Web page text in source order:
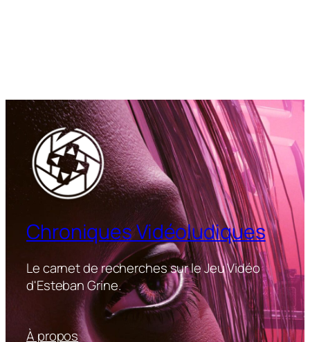
Chroniques Vidéoludiques
Le carnet de recherches sur le Jeu Vidéo
d'Esteban Grine.
À propos